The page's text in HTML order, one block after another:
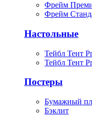
Фрейм
Фрейм
Настольные
Тейбл Тент
Тейбл Тент
Постеры
Бумажный
Бэклит